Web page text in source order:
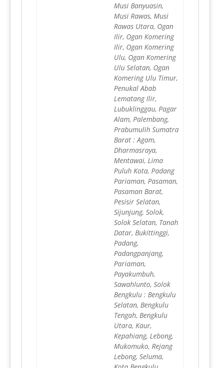
Musi Banyuasin,
Musi Rawas, Musi
Rawas Utara, Ogan
Ilir, Ogan Komering
Ilir, Ogan Komering
Ulu, Ogan Komering
Ulu Selatan, Ogan
Komering Ulu Timur,
Penukal Abab
Lematang Ilir,
Lubuklinggau, Pagar
Alam, Palembang,
Prabumulih Sumatra
Barat : Agam,
Dharmasraya,
Mentawai, Lima
Puluh Kota, Padang
Pariaman, Pasaman,
Pasaman Barat,
Pesisir Selatan,
Sijunjung, Solok,
Solok Selatan, Tanah
Datar, Bukittinggi,
Padang,
Padangpanjang,
Pariaman,
Payakumbuh,
Sawahlunto, Solok
Bengkulu : Bengkulu
Selatan, Bengkulu
Tengah, Bengkulu
Utara, Kaur,
Kepahiang, Lebong,
Mukomuko, Rejang
Lebong, Seluma,